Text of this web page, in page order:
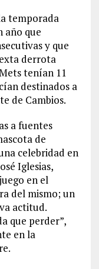
temporada
año que
y que
derrota
tenían 11
destinados a
de Cambios.
a fuentes
de
celebridad en
Iglesias,
en el
del mismo; un
actitud.
que perder”,
en la